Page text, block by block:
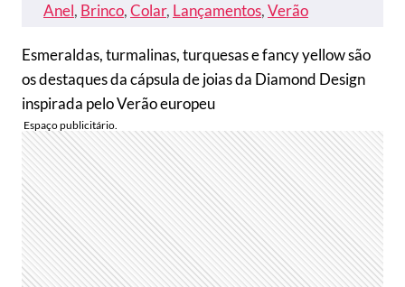
Anel, Brinco, Colar, Lançamentos, Verão
Esmeraldas, turmalinas, turquesas e fancy yellow são
os destaques da cápsula de joias da Diamond Design
inspirada pelo Verão europeu